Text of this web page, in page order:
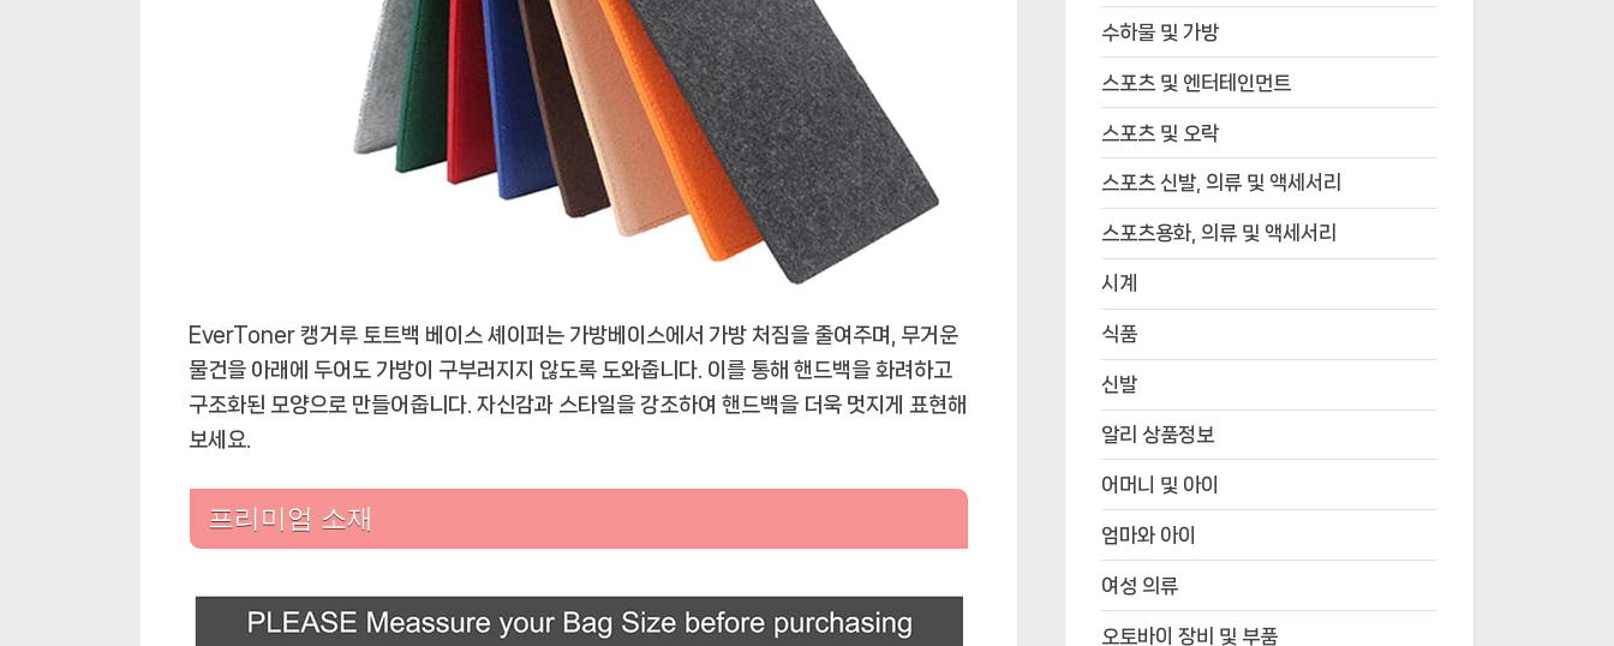
된
모
드
EverToner 캥거루 토트백 베이스 셰이퍼는 가방베이스에서 가방 처짐을 줄여주며, 무거운
물건을 아래에 두어도 가방이 구부러지지 않도록 도와줍니다. 이를 통해 핸드백을 화려하고
구조화된 모양으로 만들어줍니다. 자신감과 스타일을 강조하여 핸드백을 더욱 멋지게 표현해
보세요.
프리미엄 소재
수하물 및 가방
스포츠 및 엔터테인먼트
스포츠 및 오락
스포츠 신발, 의류 및 액세서리
스포츠용화, 의류 및 액세서리
시계
식품
신발
알리 상품정보
어머니 및 아이
엄마와 아이
여성 의류
오토바이 장비 및 부품